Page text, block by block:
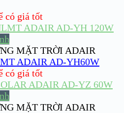
có giá tốt
MẶT TRỜI ADAIR
ADAIR AD-YH60W
có giá tốt
MẶT TRỜI ADAIR